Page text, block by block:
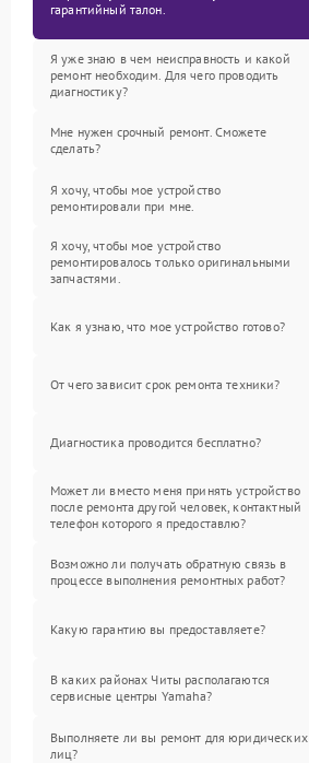
гарантийный талон.
Я уже знаю в чем неисправность и какой
ремонт необходим. Для чего проводить
диагностику?
Мне нужен срочный ремонт. Сможете
сделать?
Я хочу, чтобы мое устройство
ремонтировали при мне.
Я хочу, чтобы мое устройство
ремонтировалось только оригинальными
запчастями.
Как я узнаю, что мое устройство готово?
От чего зависит срок ремонта техники?
Диагностика проводится бесплатно?
Может ли вместо меня принять устройство
после ремонта другой человек, контактный
телефон которого я предоставлю?
Возможно ли получать обратную связь в
процессе выполнения ремонтных работ?
Какую гарантию вы предоставляете?
В каких районах Читы располагаются
сервисные центры Yamaha?
Выполняете ли вы ремонт для юридических
лиц?